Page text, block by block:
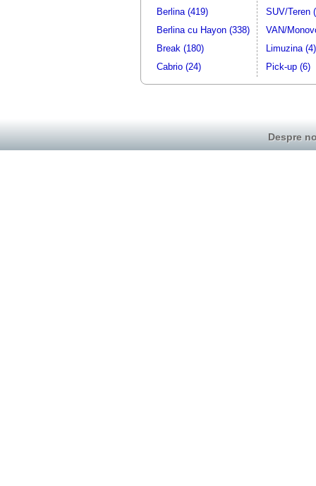
Berlina (419)
Berlina cu Hayon (338)
Break (180)
Cabrio (24)
SUV/Teren
VAN/
Limuzina (4)
Pick-up (6)
Despre